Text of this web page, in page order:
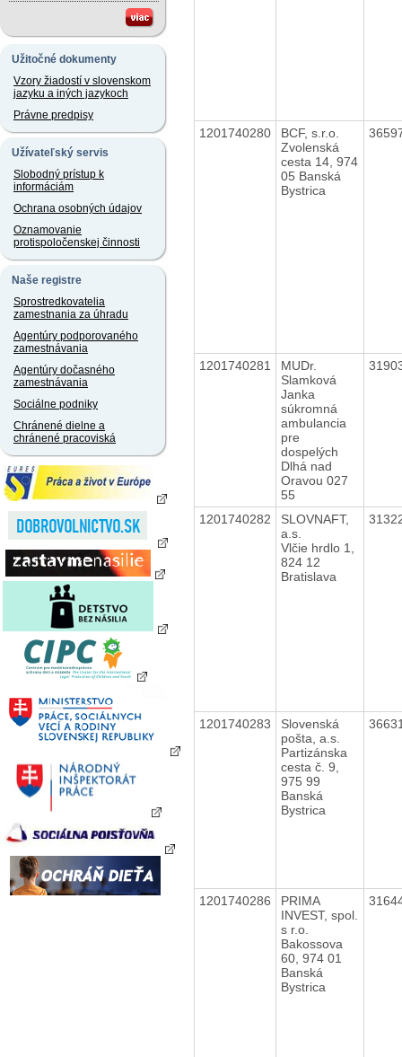
Užitočné dokumenty
Vzory žiadostí v slovenskom
jazyku a iných jazykoch
Právne predpisy
Užívateľský servis
Slobodný prístup k
informáciám
Ochrana osobných údajov
Oznamovanie
protispoločenskej činnosti
Naše registre
Sprostredkovatelia
zamestnania za úhradu
Agentúry podporovaného
zamestnávania
Agentúry dočasného
zamestnávania
Sociálne podniky
Chránené dielne a
chránené pracoviská
1201740280
BCF, s.r.o.
Zvolenská
cesta 14, 974
05 Banská
Bystrica
1201740281
MUDr.
Slamková
Janka
súkromná
ambulancia
pre
dospelých
Dlhá nad
Oravou 027
55
1201740282
SLOVNAFT,
a.s.
Vlčie hrdlo 1,
824 12
Bratislava
1201740283
Slovenská
pošta, a.s.
Partizánska
cesta č. 9,
975 99
Banská
Bystrica
1201740286
PRIMA
INVEST, spol.
s r.o.
Bakossova
60, 974 01
Banská
Bystrica